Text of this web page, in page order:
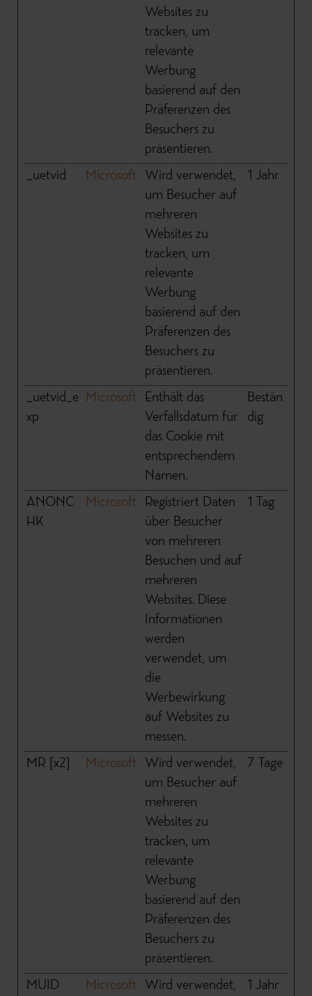
Websites zu
tracken, um
relevante
Werbung
basierend auf den
Präferenzen des
Besuchers zu
präsentieren.
_uetvid Microsoft
Wird verwendet,
um Besucher auf
mehreren
Websites zu
tracken, um
relevante
Werbung
basierend auf den
Präferenzen des
Besuchers zu
präsentieren.
1 Jahr
_uetvid_e
xp
Microsoft
Enthält das
Verfallsdatum für
das Cookie mit
entsprechendem
Namen.
Bestän
dig
ANONC
HK
Microsoft
Registriert Daten
über Besucher
von mehreren
Besuchen und auf
mehreren
Websites. Diese
Informationen
werden
verwendet, um
die
Werbewirkung
auf Websites zu
messen.
1 Tag
MR [x2] Microsoft
Wird verwendet,
um Besucher auf
mehreren
Websites zu
tracken, um
relevante
Werbung
basierend auf den
Präferenzen des
Besuchers zu
präsentieren.
7 Tage
MUID
Microsoft
Wird verwendet,
1 Jahr